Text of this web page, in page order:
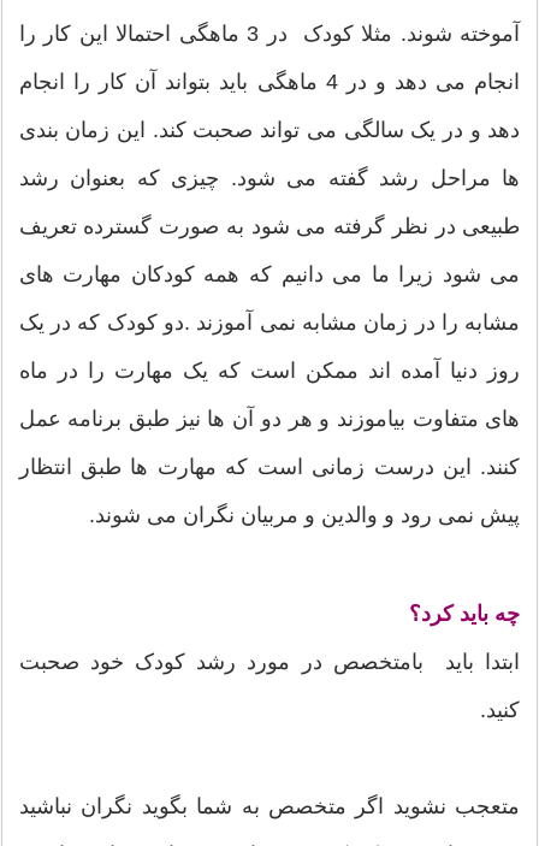
آموخته شوند. مثلا کودک در 3 ماهگی احتمالا این کار را
انجام می دهد و در 4 ماهگی باید بتواند آن کار را انجام
دهد و در یک سالگی می تواند صحبت کند. این زمان بندی
ها مراحل رشد گفته می شود. چیزی که بعنوان رشد
طبیعی در نظر گرفته می شود به صورت گسترده تعریف
می شود زیرا ما می دانیم که همه کودکان مهارت های
مشابه را در زمان مشابه نمی آموزند .دو کودک که در یک
روز دنیا آمده اند ممکن است که یک مهارت را در ماه
های متفاوت بیاموزند و هر دو آن ها نیز طبق برنامه عمل
کنند. این درست زمانی است که مهارت ها طبق انتظار
پیش نمی رود و والدین و مربیان نگران می شوند.
چه باید کرد؟
ابتدا باید بامتخصص در مورد رشد کودک خود صحبت
کنید.
متعجب نشوید اگر متخصص به شما بگوید نگران نباشید